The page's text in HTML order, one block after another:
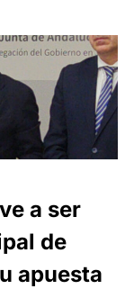
a ser
de
apuesta